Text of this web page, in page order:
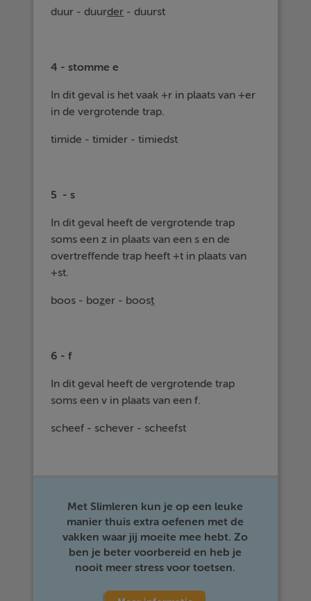
duur - duurder - duurst
4 - stomme e
In dit geval is het vaak +r in plaats van +er
in de vergrotende trap.
timide - timider - timiedst
5 - s
In dit geval heeft de vergrotende trap
soms een z in plaats van een s en de
overtreffende trap heeft +t in plaats van
+st.
boos - bozer - boost
6 - f
In dit geval heeft de vergrotende trap
soms een v in plaats van een f.
scheef - schever - scheefst
Met Slimleren kun je op een leuke
manier thuis extra oefenen met de
vakken waar jij moeite mee hebt. Zo
ben je beter voorbereid en heb je
nooit meer stress voor toetsen.